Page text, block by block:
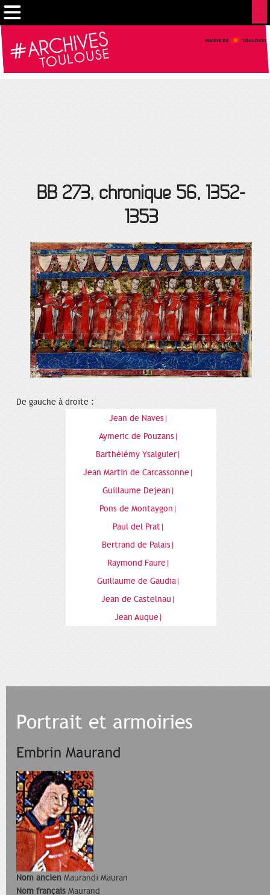
BB 273, chronique 56, 1352-
1353
De gauche à droite :
Jean de Naves|
Aymeric de Pouzans|
Barthélémy Ysalguier|
Jean Martin de Carcassonne|
Guillaume Dejean|
Pons de Montaygon|
Paul del Prat|
Bertrand de Palais|
Raymond Faure|
Guillaume de Gaudia|
Jean de Castelnau|
Jean Auque|
Portrait et armoiries
Embrin Maurand
Nom ancien Maurandi Mauran
Nom français Maurand
Gestion de vos préférences sur les cookies